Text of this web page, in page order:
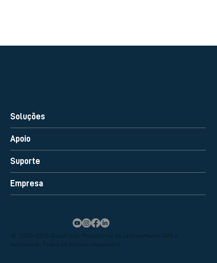
Soluções
Apoio
Suporte
Empresa
© 2020–2026 DataFrota. Plataforma de rastreamento GPS e
telemetria. Todos os direitos reservados.